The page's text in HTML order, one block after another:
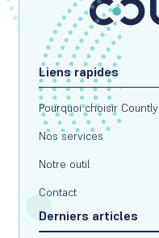
Liens rapides
Pourquoi choisir Countly
Nos services
Notre outil
Contact
Derniers articles